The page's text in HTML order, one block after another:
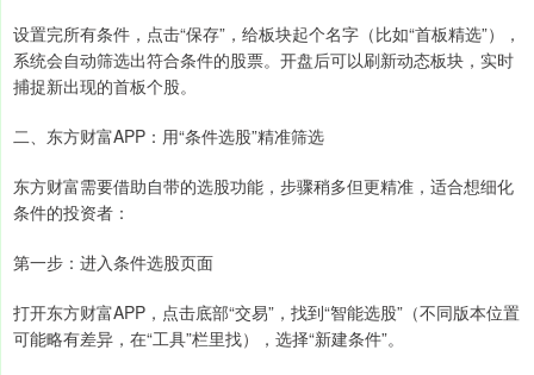
设置完所有条件，点击“保存”，给板块起个名字（比如“首板精选”），
系统会自动筛选出符合条件的股票。开盘后可以刷新动态板块，实时
捕捉新出现的首板个股。
二、东方财富APP：用“条件选股”精准筛选
东方财富需要借助自带的选股功能，步骤稍多但更精准，适合想细化
条件的投资者：
第一步：进入条件选股页面
打开东方财富APP，点击底部“交易”，找到“智能选股”（不同版本位置
可能略有差异，在“工具”栏里找），选择“新建条件”。